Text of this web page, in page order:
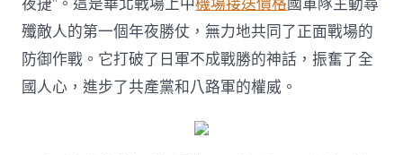
夜捷”。這是華北戰場上中機場接送價格國軍隊主動尋
殲敵人的第一個年夜勝仗，無力地共同了正面戰場的
防御作戰。它打破了日軍不成戰勝的神話，振奮了全
國人心，進步了共產黨和八路軍的權威。